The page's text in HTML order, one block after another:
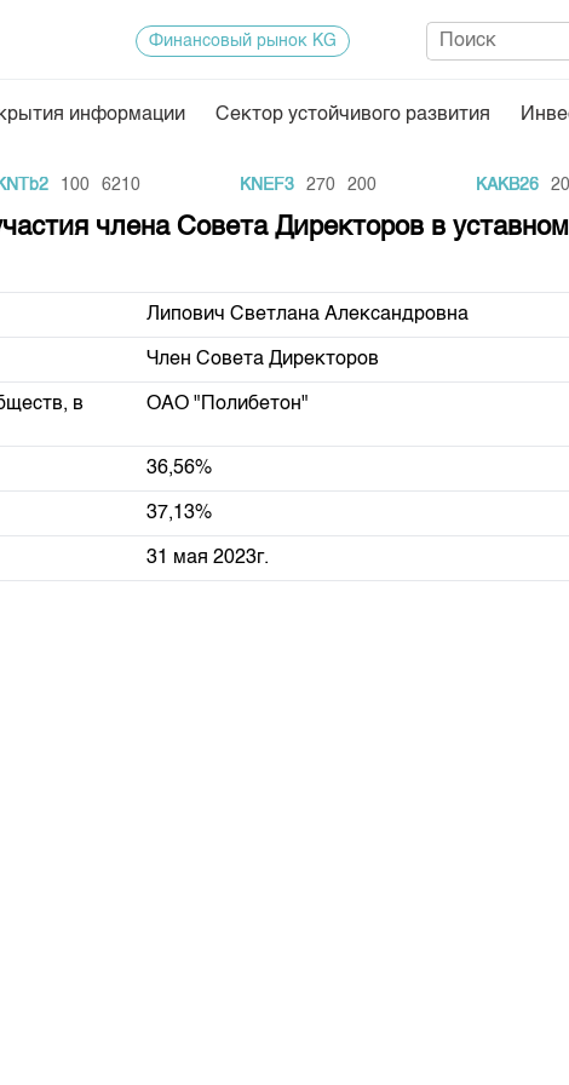
сектор
KG
Биржевая деятельность
Центр раскрытия информации
Итоги
Финансовый рынок KG
информации Сектор устойчивого развития
100 6210 KNEF3 270 200 KAKB26 20
члена Совета Директоров в
Липович Светлана Александровна
Член Совета Директоров
в
ОАО "Полибетон"
36,56%
37,13%
31 мая 2023г.